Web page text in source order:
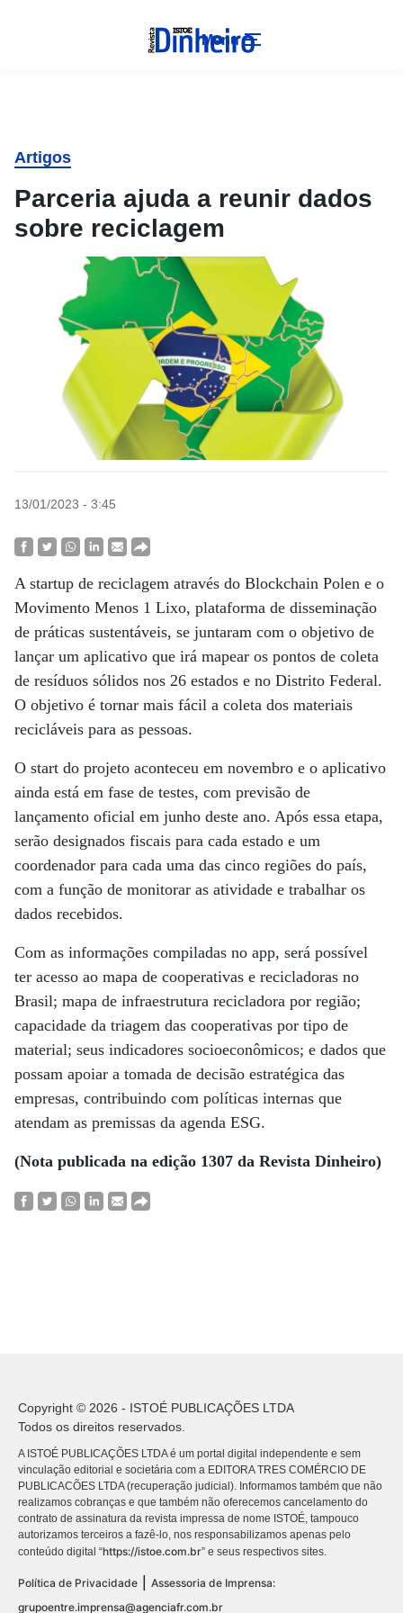
Menu
Artigos
Parceria ajuda a reunir dados
sobre reciclagem
13/01/2023 - 3:45
A startup de reciclagem através do Blockchain Polen e o
Movimento Menos 1 Lixo, plataforma de disseminação
de práticas sustentáveis, se juntaram com o objetivo de
lançar um aplicativo que irá mapear os pontos de coleta
de resíduos sólidos nos 26 estados e no Distrito Federal.
O objetivo é tornar mais fácil a coleta dos materiais
recicláveis para as pessoas.
O start do projeto aconteceu em novembro e o aplicativo
ainda está em fase de testes, com previsão de
lançamento oficial em junho deste ano. Após essa etapa,
serão designados fiscais para cada estado e um
coordenador para cada uma das cinco regiões do país,
com a função de monitorar as atividade e trabalhar os
dados recebidos.
Com as informações compiladas no app, será possível
ter acesso ao mapa de cooperativas e recicladoras no
Brasil; mapa de infraestrutura recicladora por região;
capacidade da triagem das cooperativas por tipo de
material; seus indicadores socioeconômicos; e dados que
possam apoiar a tomada de decisão estratégica das
empresas, contribuindo com políticas internas que
atendam as premissas da agenda ESG.
(Nota publicada na edição 1307 da Revista Dinheiro)
Copyright © 2026 - ISTOÉ PUBLICAÇÕES LTDA
Todos os direitos reservados.
A ISTOÉ PUBLICAÇÕES LTDA é um portal digital independente e sem
vinculação editorial e societária com a EDITORA TRES COMÉRCIO DE
PUBLICACÕES LTDA (recuperação judicial). Informamos também que não
realizamos cobranças e que também não oferecemos cancelamento do
contrato de assinatura da revista impressa de nome ISTOÉ, tampouco
autorizamos terceiros a fazê-lo, nos responsabilizamos apenas pelo
conteúdo digital “https://istoe.com.br” e seus respectivos sites.
Política de Privacidade
Assessoria de Imprensa:
grupoentre.imprensa@agenciafr.com.br